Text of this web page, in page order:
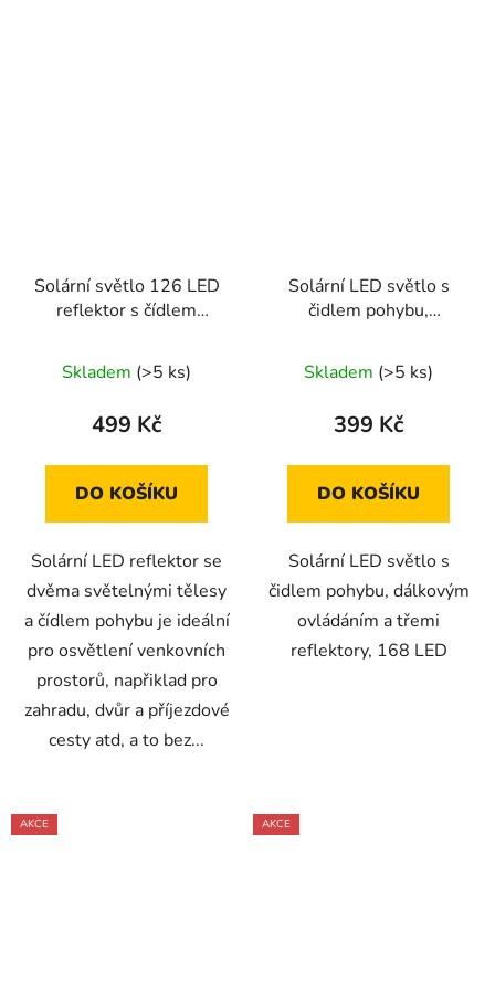
Solární světlo 126 LED
reflektor s čídlem
Skladem (>5 ks)
499 Kč
DO KOŠÍKU
Solární LED reflektor se
dvěma světelnými tělesy
a čídlem pohybu je ideální
pro osvětlení venkovních
prostorů, napřiklad pro
zahradu, dvůr a příjezdové
cesty atd, a to bez...
Solární LED světlo s
čidlem pohybu,
třemireflektory
Skladem (>5 ks)
399 Kč
DO KOŠÍKU
Solární LED světlo s
čidlem pohybu, dálkovým
ovládáním a třemi
reflektory, 168 LED
AKCE AKCE